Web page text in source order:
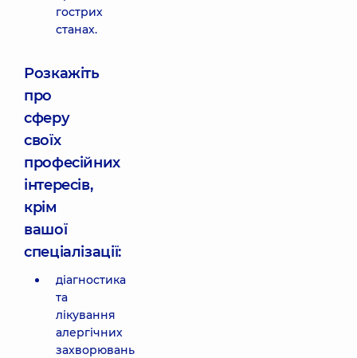
гострих
станах.
Розкажіть
про
сферу
своїх
професійних
інтересів,
крім
вашої
спеціалізації:
діагностика
та
лікування
алергічних
захворювань